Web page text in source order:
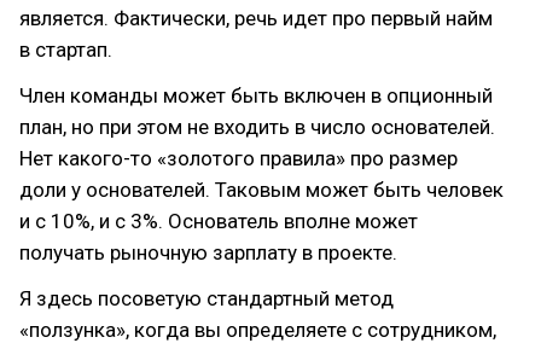
является. Фактически, речь идет про первый найм
в стартап.
Член команды может быть включен в опционный
план, но при этом не входить в число основателей.
Нет какого-то «золотого правила» про размер
доли у основателей. Таковым может быть человек
и с 10%, и с 3%. Основатель вполне может
получать рыночную зарплату в проекте.
Я здесь посоветую стандартный метод
«ползунка», когда вы определяете с сотрудником,